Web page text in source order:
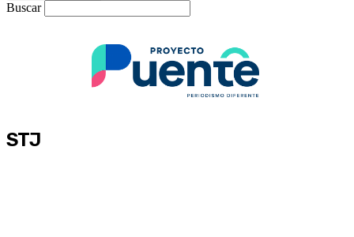
Buscar
STJ